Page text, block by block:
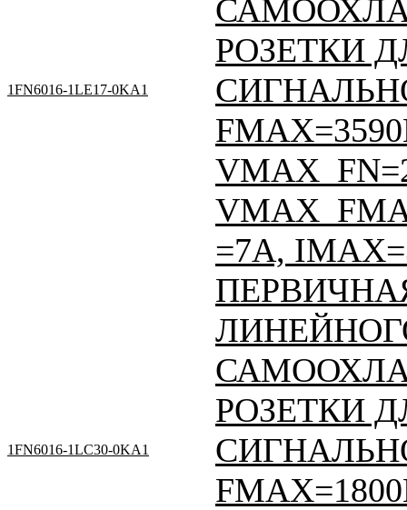
1FN6016-1LE17-0KA1
РОЗЕТКИ
=7A,
1FN6016-1LC30-0KA1
РОЗЕТКИ